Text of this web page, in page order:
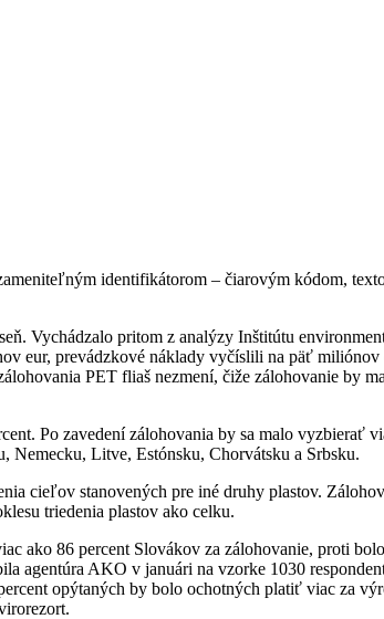
identifikátorom – čiarovým kódom,
Vychádzalo pritom z analýzy Inštitútu
eur, prevádzkové náklady vyčíslili na päť
PET fliaš nezmení, čiže zálohovanie by
Po zavedení zálohovania by sa malo vyzbierať
Nemecku, Litve, Estónsku, Chorvátsku a Srbsku.
cieľov stanovených pre iné druhy plastov.
triedenia plastov ako celku.
ako 86 percent Slovákov za zálohovanie, proti
agentúra AKO v januári na vzorke 1030
opýtaných by bolo ochotných platiť viac za